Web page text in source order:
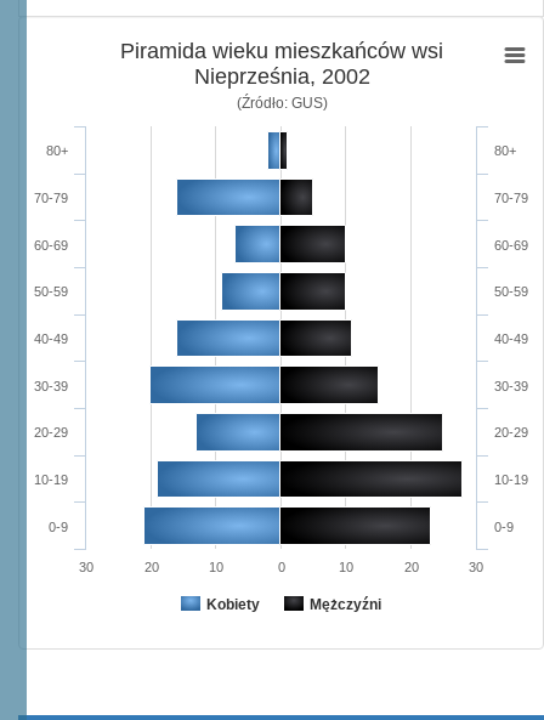
Piramida wieku mieszkańców wsi
Nieprześnia, 2002
(Źródło: GUS)
Kobiety Mężczyźni
0-9
10-19
20-29
30-39
40-49
50-59
60-69
70-79
80+
0-9
10-19
20-29
30-39
40-49
50-59
60-69
70-79
80+
30 20 10 0 10 20 30